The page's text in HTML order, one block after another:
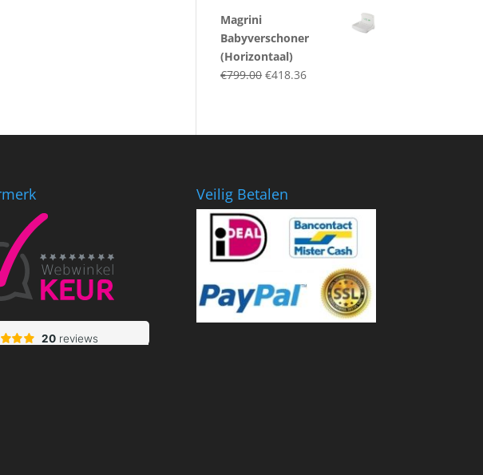
€559.80.€374.90.
Magrini
Babyverschoner
(Horizontaal)
€799.00 Original
€418.36Current
Veilig Betalen